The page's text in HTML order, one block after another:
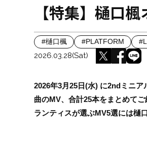
【特集】樋口
#樋口楓 #PLATFORM
2026.03.28(Sat)
2026年3月25日(水) に2ndミニア
曲のMV、合計25本をまとめてご
ランティスが選ぶMV5選には樋